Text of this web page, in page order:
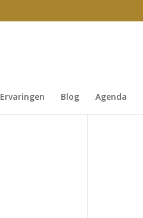
Ervaringen Blog Agenda